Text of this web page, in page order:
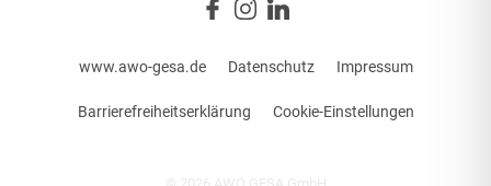
www.awo-gesa.de Datenschutz Impressum
Barrierefreiheitserklärung Cookie-Einstellungen